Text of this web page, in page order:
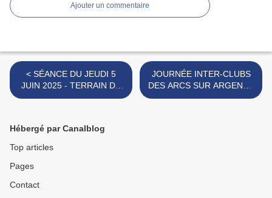
Ajouter un commentaire
< SÉANCE DU JEUDI 5
JUIN 2025 - TERRAIN DE
LA COLLE DE GRUNE.
JOURNÉE INTER-CLUBS
DES ARCS SUR ARGENS -
LUNDI 9 JUIN 2025. >
Hébergé par Canalblog
Top articles
Pages
Contact